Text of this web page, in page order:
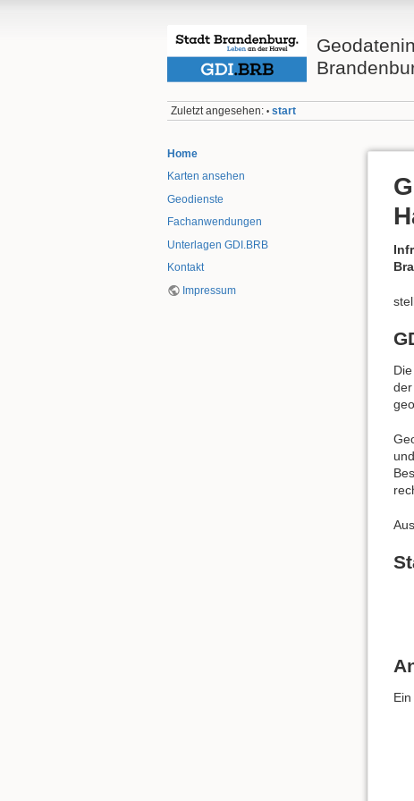
Zuletzt angesehen: • start
Home
Karten ansehen
Geodienste
Fachanwendungen
Unterlagen GDI.BRB
Kontakt
Impressum